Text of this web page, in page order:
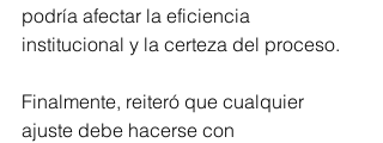
podría afectar la eficiencia
institucional y la certeza del proceso.
Finalmente, reiteró que cualquier
ajuste debe hacerse con